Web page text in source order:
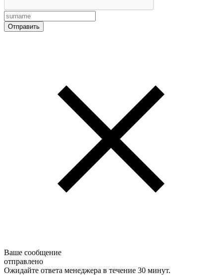
Ваше сообщение
отправлено
Ожидайте ответа менеджера в течение 30 минут.